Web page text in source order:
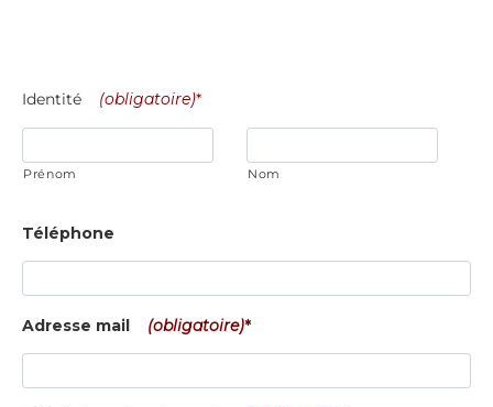
Identité (obligatoire)*
Prénom Nom
Téléphone
Adresse mail (obligatoire)*